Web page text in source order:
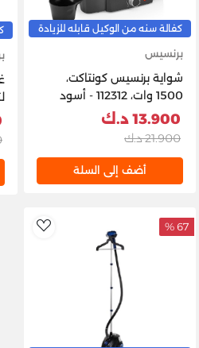
كفالة سنه من الوكيل قابله للزيادة
برنسيس
شواية برنسيس كونتاكت،
1500 وات، 112312 - أسود
13.900 د.ك
21.900 د.ك
أضف إلى السلة
67 %